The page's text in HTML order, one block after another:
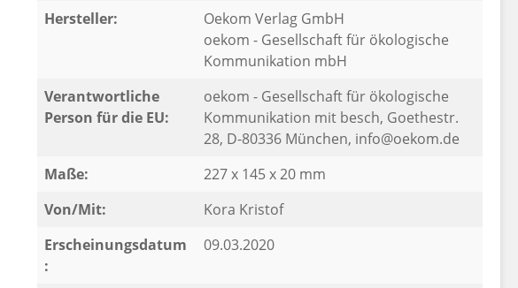
Hersteller:
Oekom Verlag GmbH
oekom - Gesellschaft für ökologische
Kommunikation mbH
Verantwortliche
Person für die EU:
oekom - Gesellschaft für ökologische
Kommunikation mit besch, Goethestr.
28, D-80336 München, info@oekom.de
Maße:
227 x 145 x 20 mm
Von/Mit:
Kora Kristof
Erscheinungsdatum
:
09.03.2020